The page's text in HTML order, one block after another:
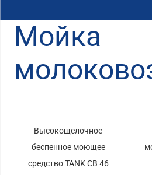
Мойка
Высокощелочное
беспенное моющее
средство TANK CB 46